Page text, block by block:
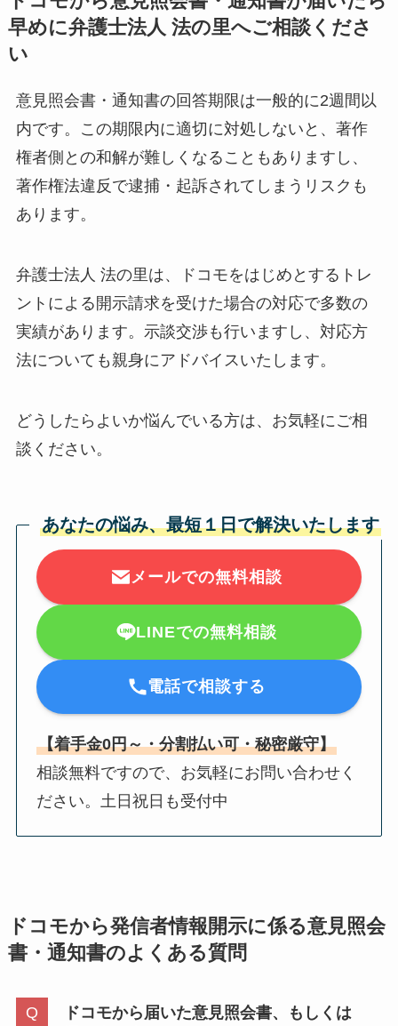
早めに弁護士法人 法の里へご相談くださ
い
意見照会書・通知書の回答期限は一般的に2週間以
内です。この期限内に適切に対処しないと、著作
権者側との和解が難しくなることもありますし、
著作権法違反で逮捕・起訴されてしまうリスクも
あります。
弁護士法人 法の里は、ドコモをはじめとするトレ
ントによる開示請求を受けた場合の対応で多数の
実績があります。示談交渉も行いますし、対応方
法についても親身にアドバイスいたします。
どうしたらよいか悩んでいる方は、お気軽にご相
談ください。
あなたの悩み、最短１日で解決いたします
メールでの無料相談
LINEでの無料相談
電話で相談する
【着手金0円～・分割払い可・秘密厳守】
相談無料ですので、お気軽にお問い合わせく
ださい。土日祝日も受付中
ドコモから発信者情報開示に係る意見照会
書・通知書のよくある質問
ドコモから届いた意見照会書、もしくは